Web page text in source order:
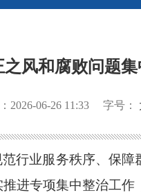
风和腐败问题
2026-06-26 11:33 字号：
行业服务秩序、保
进专项集中整治工